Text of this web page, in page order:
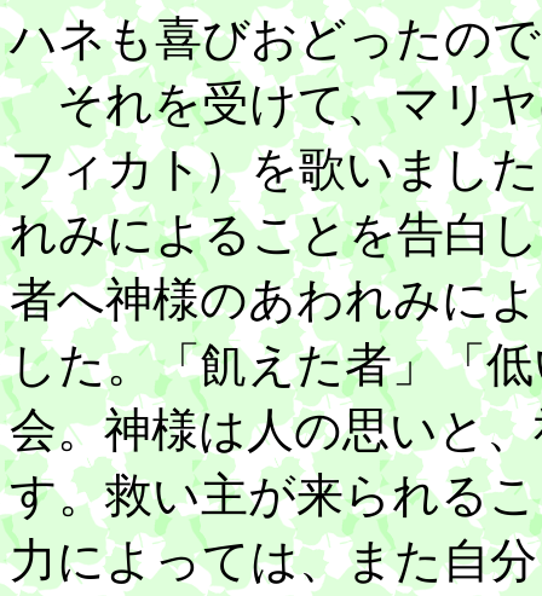
ハネも喜びおどったの
それを受けて、マリヤ
フィカト）を歌いまし
れみによることを告白
者へ神様のあわれみに
した。「飢えた者」「
会。神様は人の思いと
す。救い主が来られる
力によっては、また自